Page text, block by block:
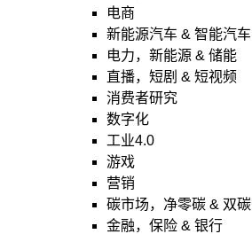
电商
新能源汽车 & 智能汽车
电力，新能源 & 储能
直播，短剧 & 短视频
消费者研究
数字化
工业4.0
游戏
营销
碳市场，净零碳 & 双碳
金融，保险 & 银行